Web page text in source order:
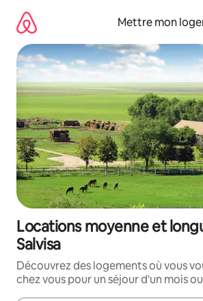
directement
contenu
Mettre mon
Locations moyenne et
Salvisa
Découvrez des logements où vous
chez vous pour un séjour d'un mois